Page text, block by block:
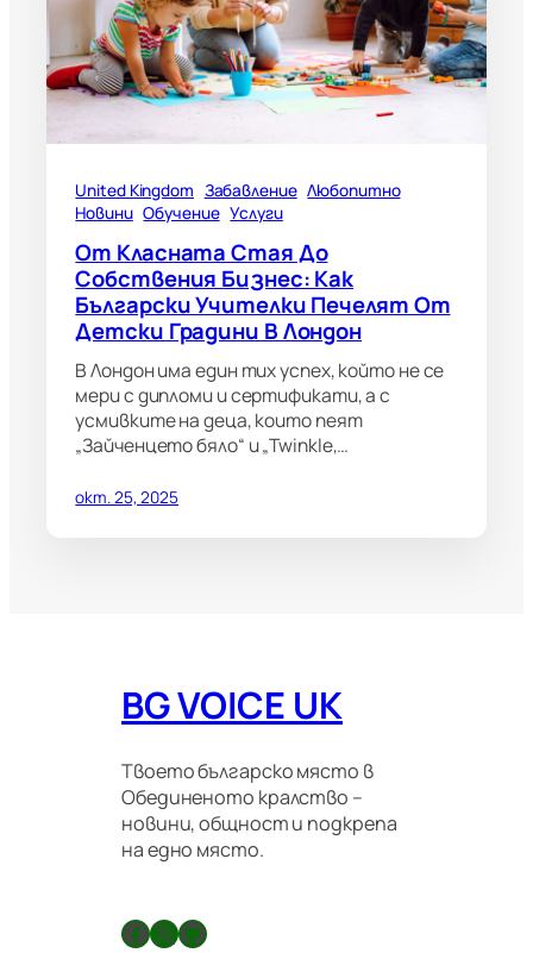
United Kingdom Забавление Любопитно
Новини Обучение Услуги
От Класната Стая До
Собствения Бизнес: Как
Български Учителки Печелят От
Детски Градини В Лондон
В Лондон има един тих успех, който не се
мери с дипломи и сертификати, а с
усмивките на деца, които пеят
„Зайченцето бяло“ и „Twinkle,…
окт. 25, 2025
BG VOICE UK
Твоето българско място в
Обединеното кралство –
новини, общност и подкрепа
на едно място.
Facebook X GitHub